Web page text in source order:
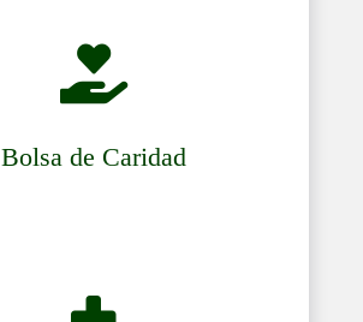

Bolsa de Caridad